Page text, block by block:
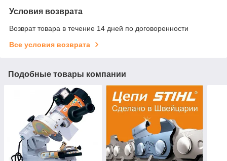
Условия возврата
Возврат товара в течение 14 дней по договоренности
Все условия возврата
Подобные товары компании